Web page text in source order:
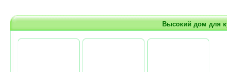
Высокий дом для